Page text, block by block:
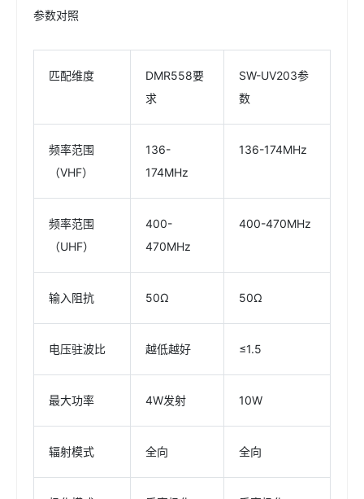
参数对照
匹配维度
DMR558要
求
SW-UV203参
数
频率范围
（VHF）
136-
174MHz
136-174MHz
频率范围
（UHF）
400-
470MHz
400-470MHz
输入阻抗 50Ω 50Ω
电压驻波比 越低越好 ≤1.5
最大功率 4W发射 10W
辐射模式 全向 全向